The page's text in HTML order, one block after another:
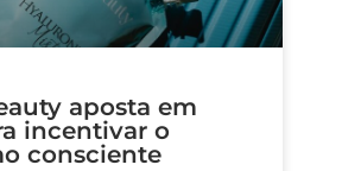
aposta em
incentivar o
consciente